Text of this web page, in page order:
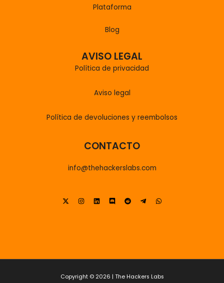
Plataforma
Blog
AVISO LEGAL
Política de privacidad
Aviso legal
Política de devoluciones y reembolsos
CONTACTO
info@thehackerslabs.com
Copyright © 2026 | The Hackers Labs